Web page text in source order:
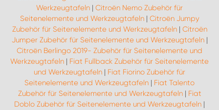
Werkzeugtafeln | Citroën Nemo Zubehör für
Seitenelemente und Werkzeugtafeln| Citroën Jumpy
Zubehör für Seitenelemente und Werkzeugtafeln| Citroën
Jumper Zubehör für Seitenelemente und Werkzeugtafeln|
Citroën Berlingo 2019- Zubehör für Seitenelemente und
Werkzeugtafeln | Fiat Fullback Zubehör für Seitenelemente
und Werkzeugtafeln | Fiat Fiorino Zubehör für
Seitenelemente und Werkzeugtafeln | Fiat Talento
Zubehör für Seitenelemente und Werkzeugtafeln| Fiat
Doblo Zubehör für Seitenelemente und Werkzeugtafeln |